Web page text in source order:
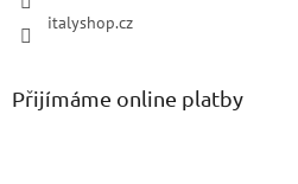
italyshop.cz
Přijímáme online platby